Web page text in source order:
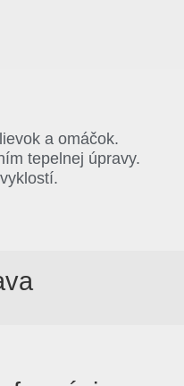
a omáčok.
tepelnej úpravy.